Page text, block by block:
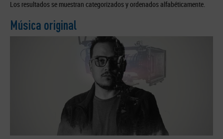
Los resultados se muestran categorizados y ordenados alfabéticamente.
Música original